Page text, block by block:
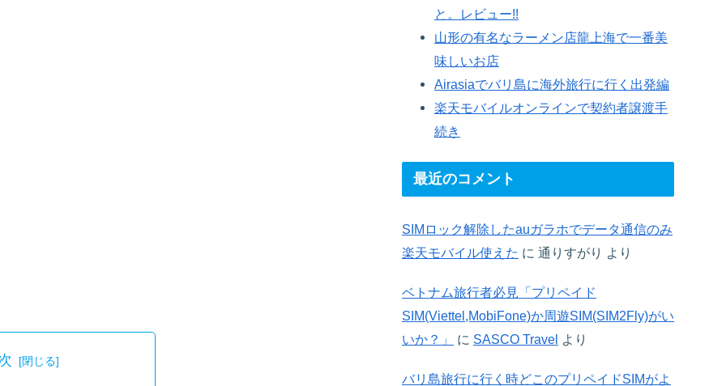
と。レビュー!!
山形の有名なラーメン店龍上海で一番美
味しいお店
Airasiaでバリ島に海外旅行に行く出発編
楽天モバイルオンラインで契約者譲渡手
続き
最近のコメント
SIMロック解除したauガラホでデータ通信のみ
楽天モバイル使えた に 通りすがり より
ベトナム旅行者必見「プリペイド
SIM(Viettel,MobiFone)か周遊SIM(SIM2Fly)がい
いか？」
に SASCO Travel より
バリ島旅行に行く時どこのプリペイドSIMがよ